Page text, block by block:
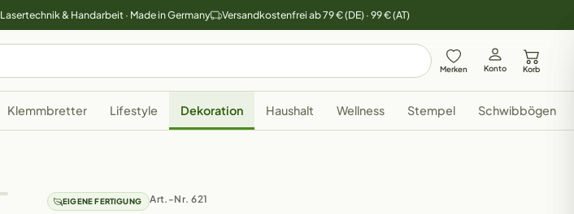
Lasertechnik & Handarbeit · Made in Germany Versandkostenfrei ab 79 € (DE) · 99 € (AT)
Merken Konto Korb
Klemmbretter Lifestyle Dekoration Haushalt Wellness Stempel Schwibbögen
EIGENE FERTIGUNG Art.-Nr. 621